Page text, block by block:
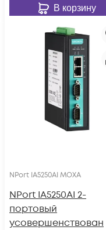
В корзину
NPort IA5250AI MOXA
NPort IA5250AI 2-
портовый
усовершенствован